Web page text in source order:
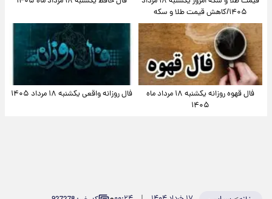
۱۴۰۵/کاهش قیمت طلا و سکه
فال قهوه روزانه یکشنبه ۱۸ مرداد ماه
۱۴۰۵
فال روزانه واقعی یکشنبه ۱۸ مرداد ۱۴۰۵